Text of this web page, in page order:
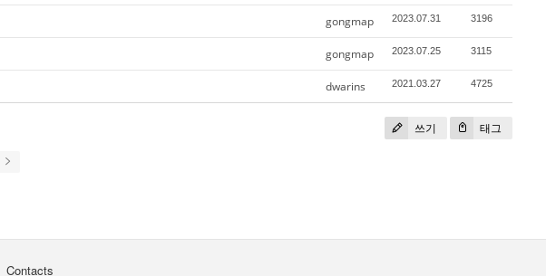
gongmap 2023.07.31 3196
gongmap 2023.07.25 3115
dwarins 2021.03.27 4725
쓰기 태그
Contacts